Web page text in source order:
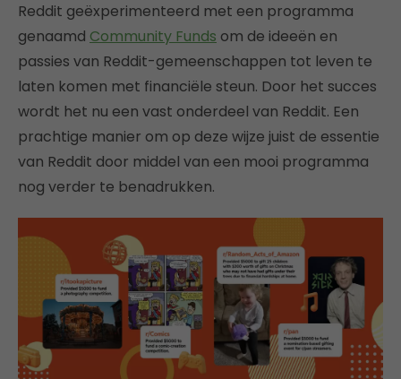
Reddit geëxperimenteerd met een programma
genaamd Community Funds om de ideeën en
passies van Reddit-gemeenschappen tot leven te
laten komen met financiële steun. Door het succes
wordt het nu een vast onderdeel van Reddit. Een
prachtige manier om op deze wijze juist de essentie
van Reddit door middel van een mooi programma
nog verder te benadrukken.